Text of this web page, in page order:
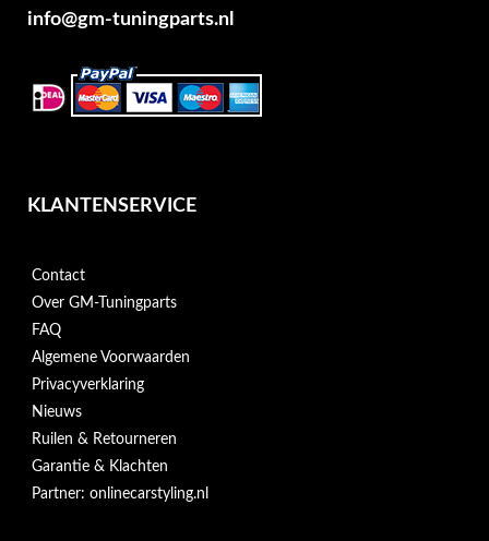
info@gm-tuningparts.nl
KLANTENSERVICE
Contact
Over GM-Tuningparts
FAQ
Algemene Voorwaarden
Privacyverklaring
Nieuws
Ruilen & Retourneren
Garantie & Klachten
Partner: onlinecarstyling.nl